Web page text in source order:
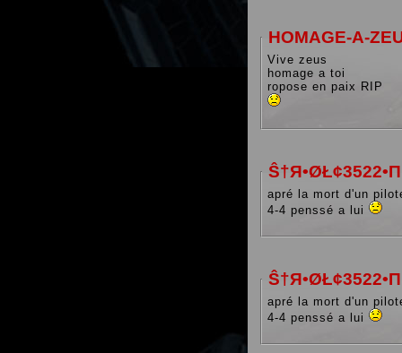
HOMAGE-A-
Vive zeus
homage a toi
ropose en paix RIP
apré la mort d'un
4-4 penssé a lui
apré la mort d'un
4-4 penssé a lui